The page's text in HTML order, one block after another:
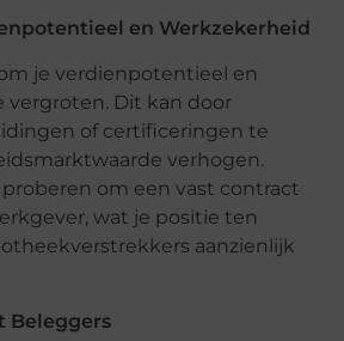
en Werkzekerheid
je verdienpotentieel en
vergroten. Dit kan door
of certificeringen te
verhogen.
om een vast contract
wat je positie ten
aanzienlijk
Beleggers